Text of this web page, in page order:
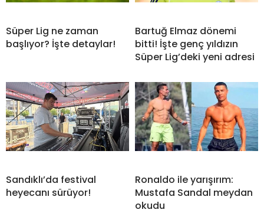
Süper Lig ne zaman
başlıyor? İşte detaylar!
Bartuğ Elmaz dönemi
bitti! İşte genç yıldızın
Süper Lig’deki yeni adresi
Sandıklı’da festival
heyecanı sürüyor!
Ronaldo ile yarışırım:
Mustafa Sandal meydan
okudu